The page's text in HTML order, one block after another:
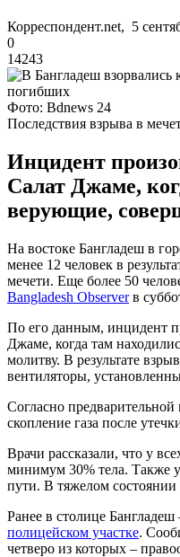
Корреспондент.net, 5
0
14243
Фото: Bdnews 24
Последствия взрыва в
Инцидент
Салат Джаме,
верующие,
На востоке Бангладеш в
менее 12 человек в
мечети. Еще более 50
Bangladesh Observerв
По его данным, инцидент
Джаме, когда там
молитву. В результате
вентиляторы,
Согласно
скопление газа после
Врачи рассказали, что у
минимум 30% тела. Также
пути. В тяжелом состоянии
Ранее в столице Бангладеш
полицейском участке.
четверо из которых –